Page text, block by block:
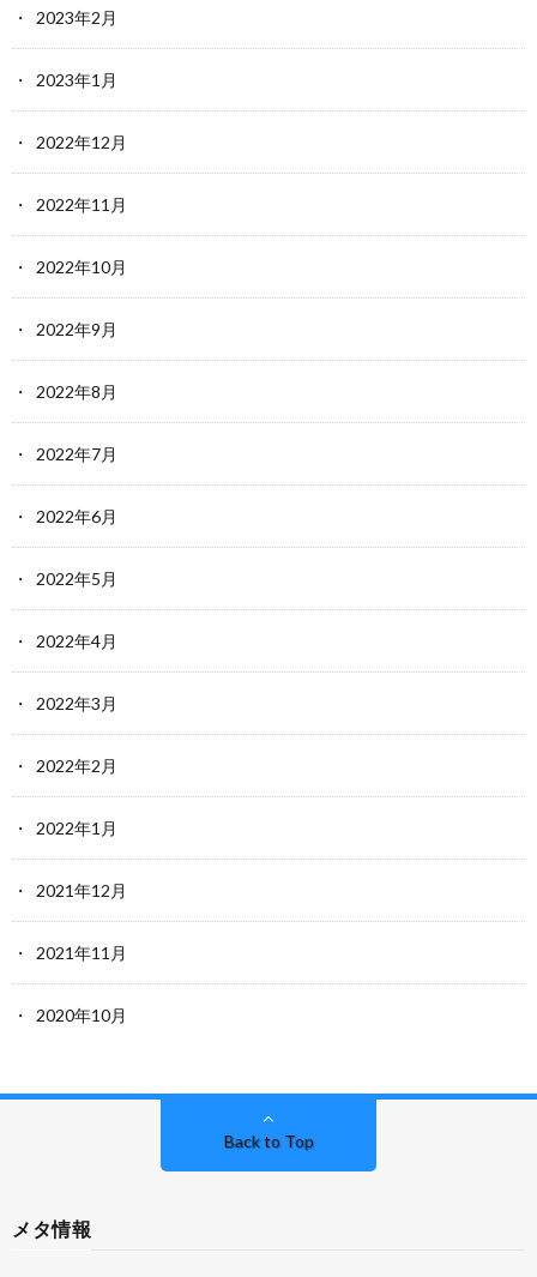
2023年2月
2023年1月
2022年12月
2022年11月
2022年10月
2022年9月
2022年8月
2022年7月
2022年6月
2022年5月
2022年4月
2022年3月
2022年2月
2022年1月
2021年12月
2021年11月
2020年10月
Back to Top
メタ情報